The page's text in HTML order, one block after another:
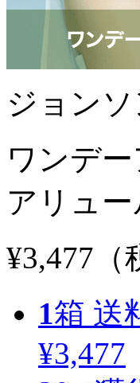
ジョン
ワンデ
アリュー
¥3,477
1箱 送
¥3,477